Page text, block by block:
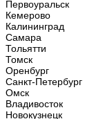
Первоуральск
Кемерово
Калининград
Самара
Тольятти
Томск
Оренбург
Санкт-Петербург
Омск
Владивосток
Новокузнецк